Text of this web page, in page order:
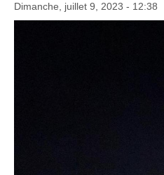
Dimanche, juillet 9, 2023 - 12:38